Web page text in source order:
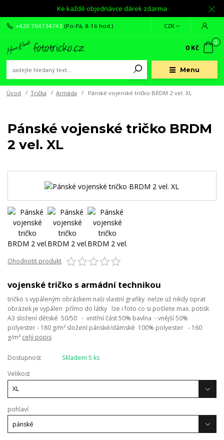
Ke každé objednávce dárek zdarma
Menu
CZK
+420 704734743 (Po-Pá, 8-16 hod.)
0
0 Kč
Úvod Trička Armáda Pánské vojenské tričko BRDM 2 vel. XL
Pánské vojenské tričko BRDM
2 vel. XL
Ohodnotit produkt
vojenské tričko s armádní technikou
tričko s vypáleným obrázkem naši vlastní grafiky nelze už nikdy oprat
obrázek je vypálen přímo do látky lze i foto co si pošlete max. potisk
A3 složení dětské 50/50 - vnitřní část 50% bavlna - vnější 50%
polyester - 180 g/m² složení pánské/dámské 100% polyester - 160
g/m² celý popis
Dostupnost
Skladem 5 ks
Velikost
pohlaví